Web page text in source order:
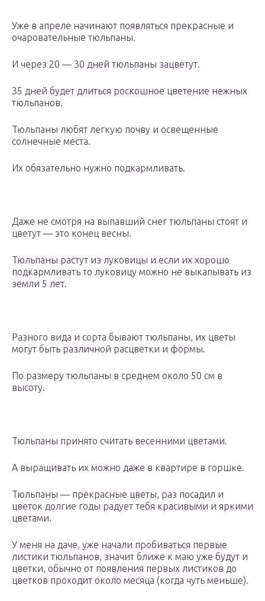
Уже в апреле начинают появляться прекрасные и
очаровательные тюльпаны.
И через 20 — 30 дней тюльпаны зацветут.
35 дней будет длиться роскошное цветение нежных
тюльпанов.
Тюльпаны любят легкую почву и освещенные
солнечные места.
Их обязательно нужно подкармливать.
Даже не смотря на выпавший снег тюльпаны стоят и
цветут — это конец весны.
Тюльпаны растут из луковицы и если их хорошо
подкармливать то луковицу можно не выкапывать из
земли 5 лет.
Разного вида и сорта бывают тюльпаны, их цветы
могут быть различной расцветки и формы.
По размеру тюльпаны в среднем около 50 см в
высоту.
Тюльпаны принято считать весенними цветами.
А выращивать их можно даже в квартире в горшке.
Тюльпаны — прекрасные цветы, раз посадил и
цветок долгие годы радует тебя красивыми и яркими
цветами.
У меня на даче, уже начали пробиваться первые
листики тюльпанов, значит ближе к маю уже будут и
цветки, обычно от появления первых листиков до
цветков проходит около месяца (когда чуть меньше).